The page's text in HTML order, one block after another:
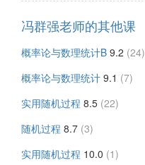
冯群强老师的其他课
概率论与数理统计B 9.2 (24)
概率论与数理统计 9.1 (7)
实用随机过程 8.5 (22)
随机过程 8.7 (3)
实用随机过程 10.0 (1)